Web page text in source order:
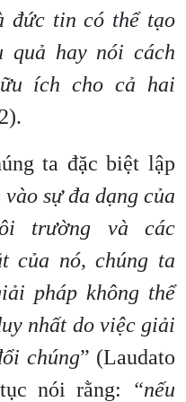
đức tin có thể tạo
quả hay nói cách
ích cho cả hai
ta đặc biệt lập
sự đa dạng của
trường và các
của nó, chúng ta
pháp không thể
nhất do việc giải
chúng” (Laudato
nói rằng:
“nếu